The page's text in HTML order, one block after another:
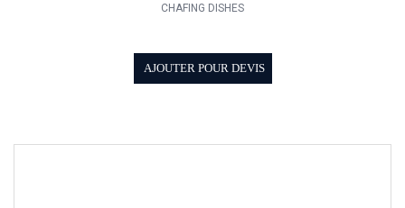
CHAFING DISHES
AJOUTER POUR DEVIS